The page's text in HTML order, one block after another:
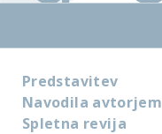
Predstavitev
Navodila avtorjem
Spletna revija